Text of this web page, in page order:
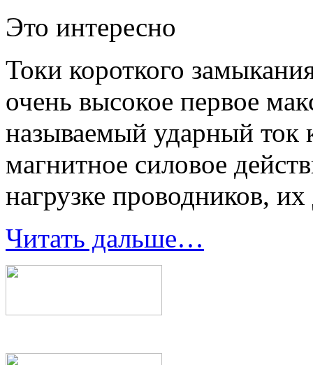
Это интересно
Токи короткого
очень высокое первое
называемый ударный ток
магнитное силовое
нагрузке проводников,
Читать дальше…